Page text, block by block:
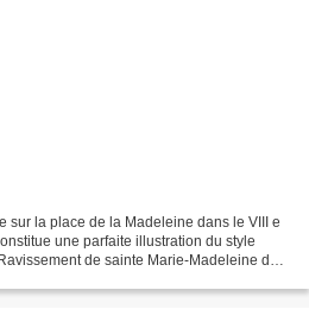
sur la place de la Madeleine dans le VIII e
une parfaite illustration du style
de sainte Marie-Madeleine du